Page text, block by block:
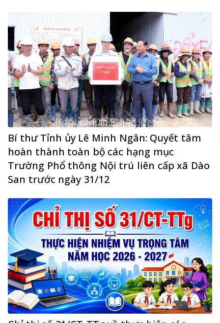
Bí thư Tỉnh ủy Lê Minh Ngân: Quyết tâm
hoàn thành toàn bộ các hạng mục
Trường Phổ thông Nội trú liên cấp xã Dào
San trước ngày 31/12